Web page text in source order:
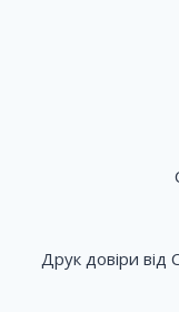
Друк довіри від